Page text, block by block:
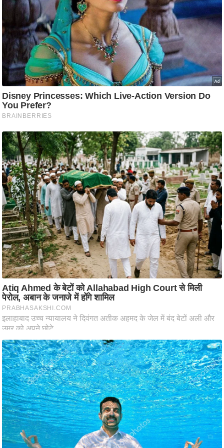
फि
स
मं
त्रा
रि
ले
श
शि
प
रा
ज
नी
ति
वि
श्ले
ष
ण
स
म
सा
म
यि
क
मा
तृ
भू
मि
स्तं
भ
ए